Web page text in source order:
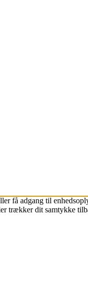
få adgang til
dit samtykke